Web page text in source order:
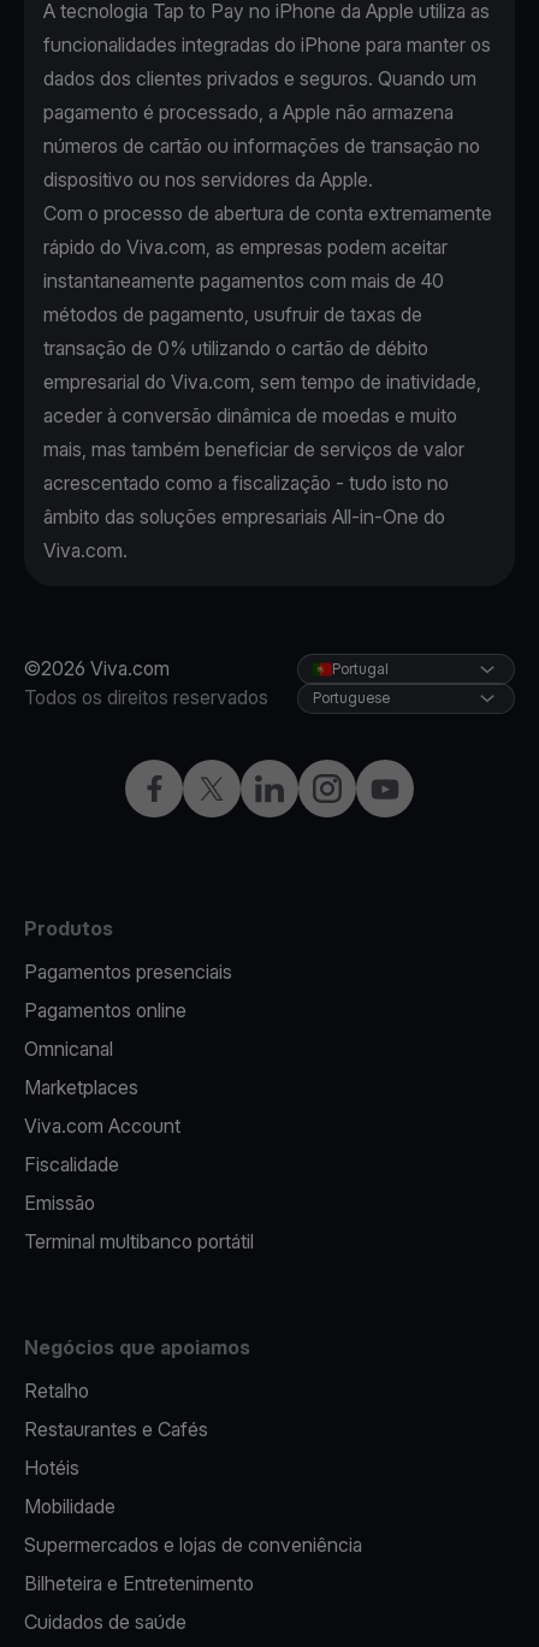
A tecnologia Tap to Pay no iPhone da Apple utiliza as
funcionalidades integradas do iPhone para manter os
dados dos clientes privados e seguros. Quando um
pagamento é processado, a Apple não armazena
números de cartão ou informações de transação no
dispositivo ou nos servidores da Apple.
Com o processo de abertura de conta extremamente
rápido do Viva.com, as empresas podem aceitar
instantaneamente pagamentos com mais de 40
métodos de pagamento, usufruir de taxas de
transação de 0% utilizando o cartão de débito
empresarial do Viva.com, sem tempo de inatividade,
aceder à conversão dinâmica de moedas e muito
mais, mas também beneficiar de serviços de valor
acrescentado como a fiscalização - tudo isto no
âmbito das soluções empresariais All-in-One do
Viva.com.
©2026 Viva.com
Todos os direitos reservados
FacebookTwitterLinkedInInstagramYouTube
Portugal
Portuguese
Produtos
Pagamentos presenciais
Pagamentos online
Omnicanal
Marketplaces
Viva.com Account
Fiscalidade
Emissão
Terminal multibanco portátil
Negócios que apoiamos
Retalho
Restaurantes e Cafés
Hotéis
Mobilidade
Supermercados e lojas de conveniência
Bilheteira e Entretenimento
Cuidados de saúde